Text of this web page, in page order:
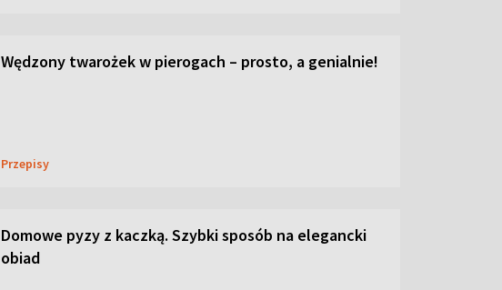
Wędzony twarożek w pierogach – prosto, a genialnie!
Przepisy
Domowe pyzy z kaczką. Szybki sposób na elegancki
obiad